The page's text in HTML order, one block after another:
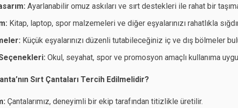
Ayarlanabilir omuz askıları ve sırt destekleri ile rahat bir
Kitap, laptop, spor malzemeleri ve diğer eşyalarınızı rahatlıkla
Küçük eşyalarınızı düzenli tutabileceğiniz iç ve dış bölmeler
Okul, seyahat, spor ve promosyon amaçlı kullanıma
Sırt Çantaları Tercih Edilmelidir?
Çantalarımız, deneyimli bir ekip tarafından titizlikle üretilir.